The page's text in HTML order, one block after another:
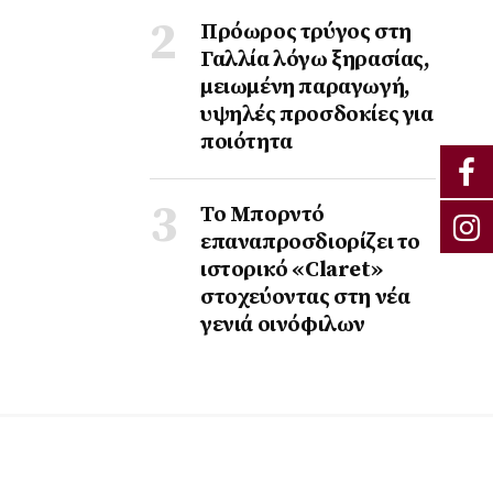
Πρόωρος τρύγος στη
Γαλλία λόγω ξηρασίας,
μειωμένη παραγωγή,
υψηλές προσδοκίες για
ποιότητα
Το Μπορντό
επαναπροσδιορίζει το
ιστορικό «Claret»
στοχεύοντας στη νέα
γενιά οινόφιλων